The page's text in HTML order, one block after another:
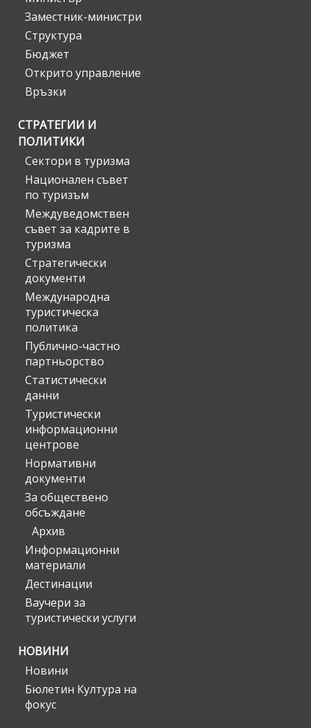
Заместник-министри
Структура
Бюджет
Открито управление
Връзки
СТРАТЕГИИ И
ПОЛИТИКИ
Сектори в туризма
Национален съвет
по туризъм
Междуведомствен
съвет за кадрите в
туризма
Стратегически
документи
Международна
туристическа
политика
Публично-частно
партньорство
Статистически
данни
Туристически
информационни
центрове
Нормативни
документи
За обществено
обсъждане
Архив
Информационни
материали
Дестинации
Ваучери за
туристически услуги
НОВИНИ
Новини
Бюлетин Култура на
фокус